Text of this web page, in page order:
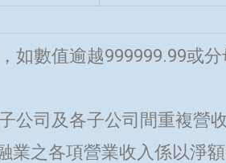
如數值逾越999999.99或
公司及各子公司間重複營
業之各項營業收入係以淨